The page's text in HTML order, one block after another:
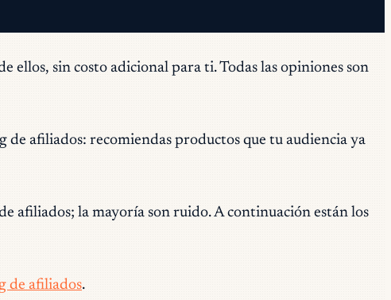
ellos, sin costo adicional para ti. Todas las opiniones son
afiliados: recomiendas productos que tu audiencia ya
afiliados; la mayoría son ruido. A continuación están los
de afiliados.